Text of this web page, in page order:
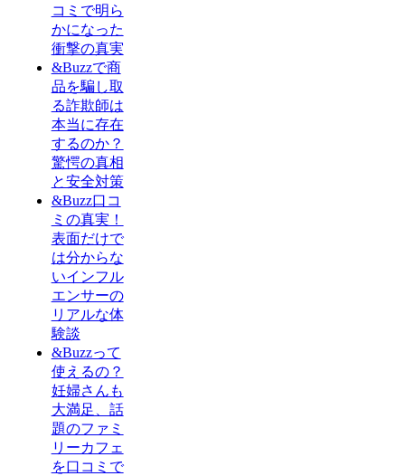
コミで明ら
かになった
衝撃の真実
&Buzzで商
品を騙し取
る詐欺師は
本当に存在
するのか？
驚愕の真相
と安全対策
&Buzz口コ
ミの真実！
表面だけで
は分からな
いインフル
エンサーの
リアルな体
験談
&Buzzって
使えるの？
妊婦さんも
大満足、話
題のファミ
リーカフェ
を口コミで